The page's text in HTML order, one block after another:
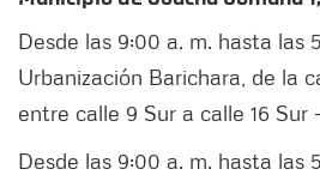
Desde las 9:00 a. m. hasta las
Urbanización Barichara, de la
entre calle 9 Sur a calle 16 Sur
Desde las 9:00 a. m. hasta las